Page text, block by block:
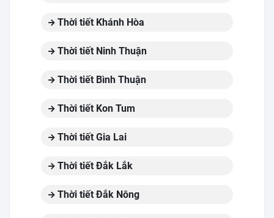
Thời tiết Khánh Hòa
Thời tiết Ninh Thuận
Thời tiết Bình Thuận
Thời tiết Kon Tum
Thời tiết Gia Lai
Thời tiết Đắk Lắk
Thời tiết Đắk Nông